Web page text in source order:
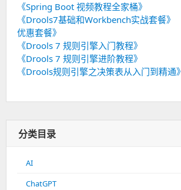
《Spring Boot 视频教程全家桶》
《Drools7基础和Workbench实战套餐》
优惠套餐》
《Drools 7 规则引擎入门教程》
《Drools 7 规则引擎进阶教程》
《Drools规则引擎之决策表从入门到精通》
分类目录
AI
ChatGPT